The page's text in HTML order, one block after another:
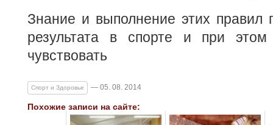
Знание и выполнение этих правил
результата в спорте и при этом
чувствовать
Спорт и Здоровье — 05. 08. 2014
Похожие записи на сайте: